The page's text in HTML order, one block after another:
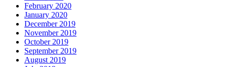
February 2020
January 2020
December 2019
November 2019
October 2019
September 2019
August 2019